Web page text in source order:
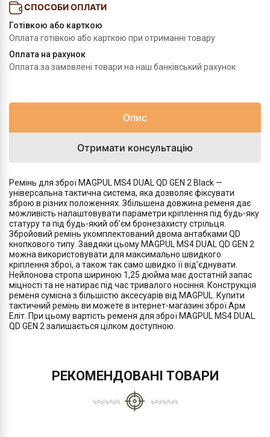
СПОСОБИ ОПЛАТИ
Готівкою або карткою
Оплата готівкою або карткою при отриманні товару
Оплата на рахунок
Оплата за замовлені товари на наш банківський рахунок
Опис
Отримати консультацію
Ремінь для зброї MAGPUL MS4 DUAL QD GEN 2 Black —
універсальна тактична система, яка дозволяє фіксувати
зброю в різних положеннях. Збільшена довжина ременя дає
можливість налаштовувати параметри кріплення під будь-яку
статуру та під будь-який об’єм бронезахисту стрільця.
Збройовий ремінь укомплектований двома антабками QD
кнопкового типу. Завдяки цьому MAGPUL MS4 DUAL QD GEN 2
можна використовувати для максимально швидкого
кріплення зброї, а також так само швидко її від’єднувати.
Нейлонова стропа шириною 1,25 дюйма має достатній запас
міцності та не натирає під час тривалого носіння. Конструкція
ременя сумісна з більшістю аксесуарів від MAGPUL. Купити
тактичний ремінь ви можете в інтернет-магазині зброї Арм
Еліт. При цьому вартість ременя для зброї MAGPUL MS4 DUAL
QD GEN 2 залишається цілком доступною.
РЕКОМЕНДОВАНІ ТОВАРИ